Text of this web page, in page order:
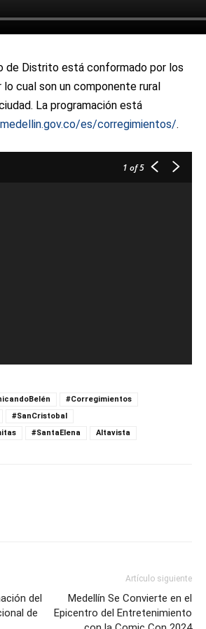
de Distrito está conformado por los
cual son un componente rural
La programación está
es/corregimientos/.
1 of 5
#Corregimientos
#SanCristobal
#SantaElena Altavista
del
de
Artículo siguiente
Medellín Se Convierte en el
Epicentro del Entretenimiento